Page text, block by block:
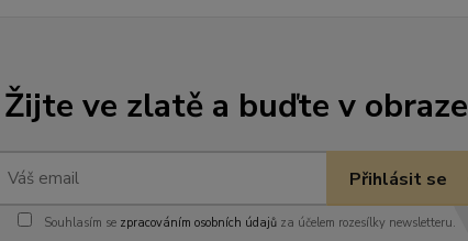
Žijte ve zlatě a buďte v obraze
Přihlásit se
Souhlasím se zpracováním osobních údajůza účelem rozesílky newsletteru.